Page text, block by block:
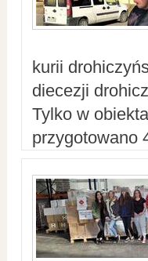
kurii
diecezji
Tylko w
przygotowano